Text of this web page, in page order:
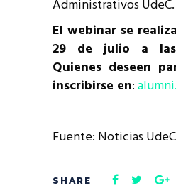
Administrativos UdeC.
El webinar se
29 de julio a las
Quienes deseen
inscribirse en:
Fuente: Noticias UdeC